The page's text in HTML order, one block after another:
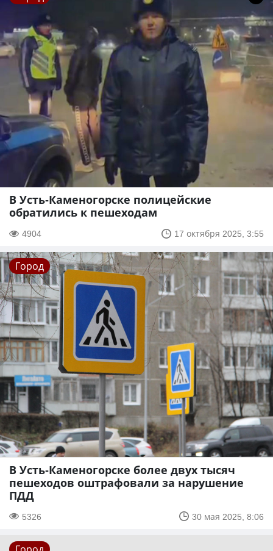
В Усть-Каменогорске полицейские
обратились к пешеходам
4904 17 октября 2025, 3:55
Город
В Усть-Каменогорске более двух тысяч
пешеходов оштрафовали за нарушение
ПДД
5326 30 мая 2025, 8:06